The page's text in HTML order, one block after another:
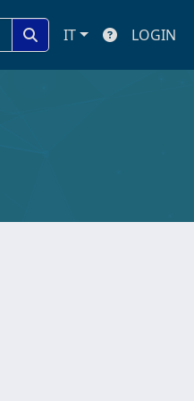
IT LOGIN